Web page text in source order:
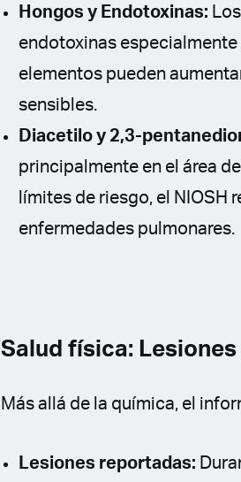
Hongos y Endotoxinas:
endotoxinas
elementos pueden
sensibles.
Diacetilo y 2,3-
principalmente en el área
límites de riesgo, el
enfermedades pulmonares.
Salud física:
Más allá de la química, el
Lesiones reportadas: